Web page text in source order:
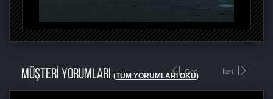
MÜŞTERİ YORUMLARI (TÜM YORUMLARI OKU)
Geri İleri